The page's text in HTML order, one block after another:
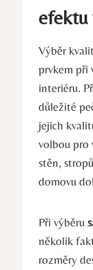
efektu
Výběr
prvkem při
interiéru.
důležité
jejich
volbou pro
stěn,
domovu
Při výběru
několik
rozměry